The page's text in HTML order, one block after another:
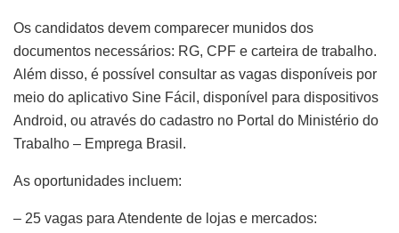
Os candidatos devem comparecer munidos dos
documentos necessários: RG, CPF e carteira de trabalho.
Além disso, é possível consultar as vagas disponíveis por
meio do aplicativo Sine Fácil, disponível para dispositivos
Android, ou através do cadastro no Portal do Ministério do
Trabalho – Emprega Brasil.
As oportunidades incluem:
– 25 vagas para Atendente de lojas e mercados: